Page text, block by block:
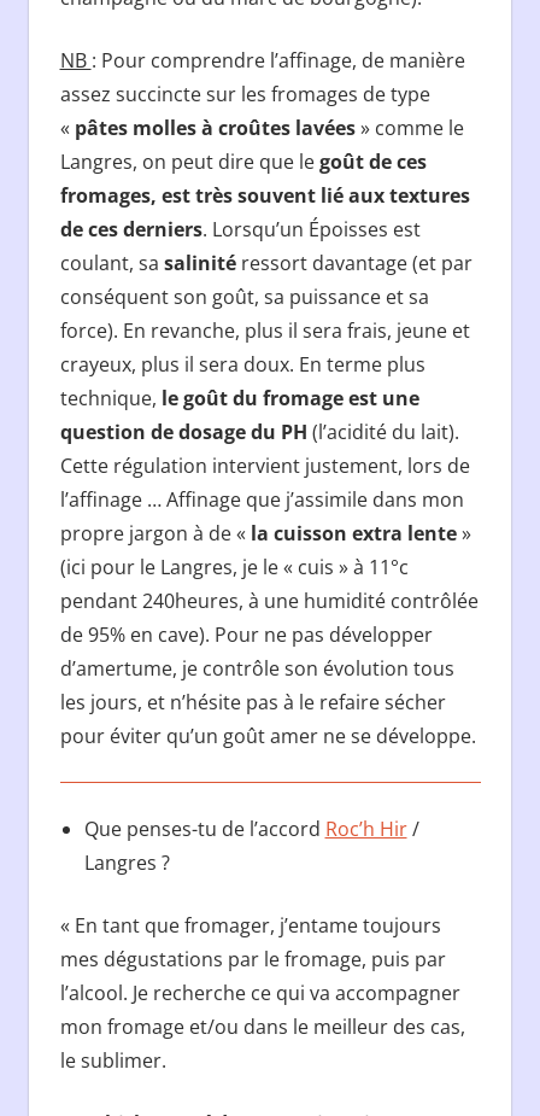
NB : Pour comprendre l’affinage, de manière
assez succincte sur les fromages de type
« pâtes molles à croûtes lavées» comme le
Langres, on peut dire que legoût de ces
fromages, est très souvent lié aux textures
de ces derniers. Lorsqu’un Époisses est
coulant, sa salinitéressort davantage (et par
conséquent son goût, sa puissance et sa
force). En revanche, plus il sera frais, jeune et
crayeux, plus il sera doux. En terme plus
technique, le goût du fromage est une
question de dosage du PH (l’acidité du lait).
Cette régulation intervient justement, lors de
l’affinage … Affinage que j’assimile dans mon
propre jargon à de « la cuisson extra lente»
(ici pour le Langres, je le « cuis » à 11°c
pendant 240heures, à une humidité contrôlée
de 95% en cave). Pour ne pas développer
d’amertume, je contrôle son évolution tous
les jours, et n’hésite pas à le refaire sécher
pour éviter qu’un goût amer ne se développe.
Que penses-tu de l’accord Roc’h Hir/
Langres ?
« En tant que fromager, j’entame toujours
mes dégustations par le fromage, puis par
l’alcool. Je recherche ce qui va accompagner
mon fromage et/ou dans le meilleur des cas,
le sublimer.